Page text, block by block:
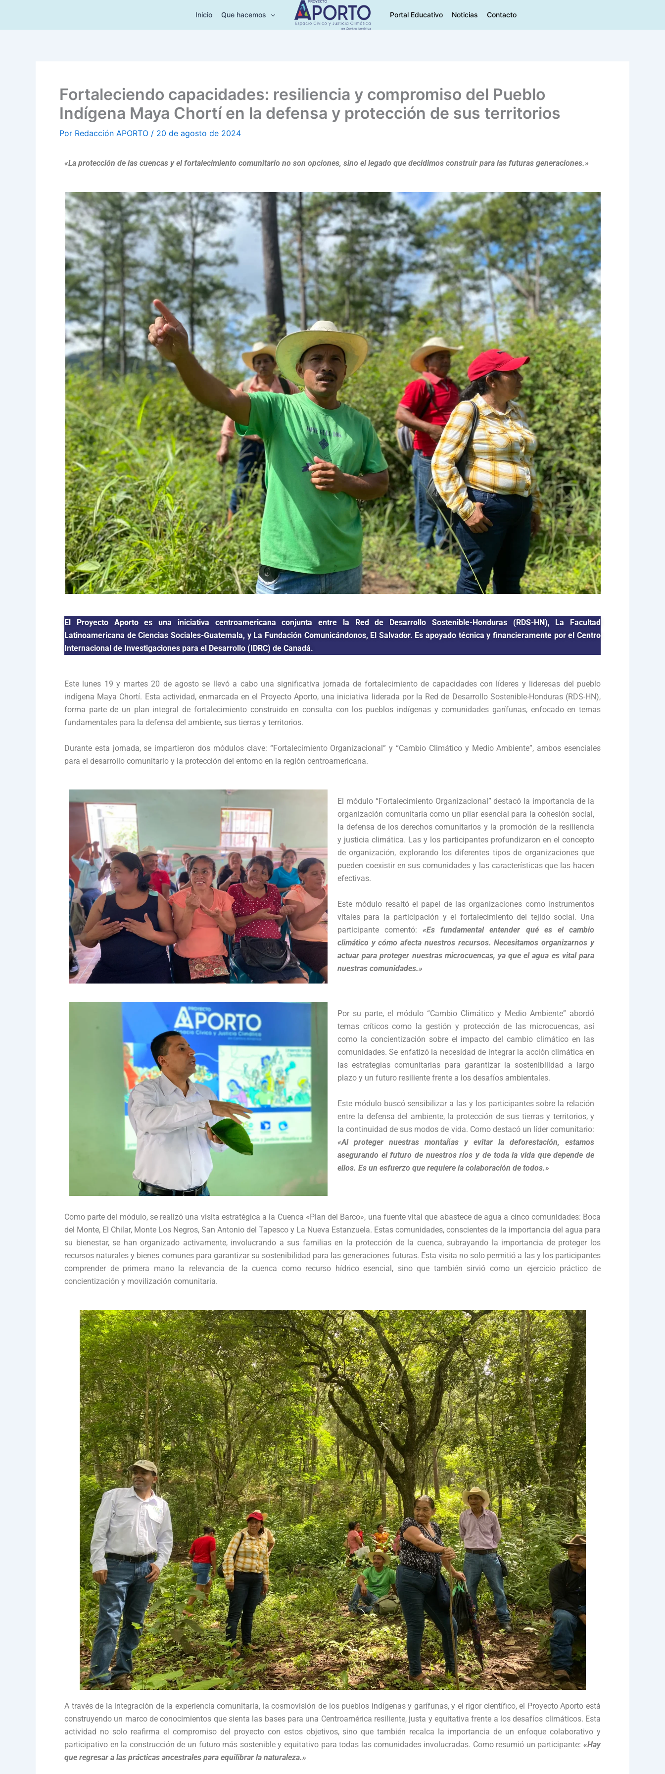
contenido
Inicio Que hacemos Portal Educativo Noticias Contacto
Fortaleciendo capacidades: resiliencia y compromiso del Pueblo
Indígena Maya Chortí en la defensa y protección de sus territorios
Por Redacción APORTO / 20 de agosto de 2024
«La protección de las cuencas y el fortalecimiento comunitario no son opciones, sino el legado que decidimos construir para las futuras generaciones.»
El Proyecto Aporto es una iniciativa centroamericana conjunta entre la Red de Desarrollo Sostenible-Honduras (RDS-HN), La Facultad
Latinoamericana de Ciencias Sociales-Guatemala, y La Fundación Comunicándonos, El Salvador. Es apoyado técnica y financieramente por el Centro
Internacional de Investigaciones para el Desarrollo (IDRC) de Canadá.
Este lunes 19 y martes 20 de agosto se llevó a cabo una significativa jornada de fortalecimiento de capacidades con líderes y lideresas del pueblo
indígena Maya Chortí. Esta actividad, enmarcada en el Proyecto Aporto, una iniciativa liderada por la Red de Desarrollo Sostenible-Honduras (RDS-HN),
forma parte de un plan integral de fortalecimiento construido en consulta con los pueblos indígenas y comunidades garífunas, enfocado en temas
fundamentales para la defensa del ambiente, sus tierras y territorios.
Durante esta jornada, se impartieron dos módulos clave: “Fortalecimiento Organizacional” y “Cambio Climático y Medio Ambiente”, ambos esenciales
para el desarrollo comunitario y la protección del entorno en la región centroamericana.
El módulo “Fortalecimiento Organizacional” destacó la importancia de la
organización comunitaria como un pilar esencial para la cohesión social,
la defensa de los derechos comunitarios y la promoción de la resiliencia
y justicia climática. Las y los participantes profundizaron en el concepto
de organización, explorando los diferentes tipos de organizaciones que
pueden coexistir en sus comunidades y las características que las hacen
efectivas.
Este módulo resaltó el papel de las organizaciones como instrumentos
vitales para la participación y el fortalecimiento del tejido social. Una
participante comentó:«Es fundamental entender qué es el cambio
climático y cómo afecta nuestros recursos. Necesitamos organizarnos y
actuar para proteger nuestras microcuencas, ya que el agua es vital para
nuestras comunidades.»
Por su parte, el módulo “Cambio Climático y Medio Ambiente” abordó
temas críticos como la gestión y protección de las microcuencas, así
como la concientización sobre el impacto del cambio climático en las
comunidades. Se enfatizó la necesidad de integrar la acción climática en
las estrategias comunitarias para garantizar la sostenibilidad a largo
plazo y un futuro resiliente frente a los desafíos ambientales.
Este módulo buscó sensibilizar a las y los participantes sobre la relación
entre la defensa del ambiente, la protección de sus tierras y territorios, y
la continuidad de sus modos de vida. Como destacó un líder comunitario:
«Al proteger nuestras montañas y evitar la deforestación, estamos
asegurando el futuro de nuestros ríos y de toda la vida que depende de
ellos. Es un esfuerzo que requiere la colaboración de todos.»
Como parte del módulo, se realizó una visita estratégica a la Cuenca «Plan del Barco», una fuente vital que abastece de agua a cinco comunidades: Boca
del Monte, El Chilar, Monte Los Negros, San Antonio del Tapesco y La Nueva Estanzuela. Estas comunidades, conscientes de la importancia del agua para
su bienestar, se han organizado activamente, involucrando a sus familias en la protección de la cuenca, subrayando la importancia de proteger los
recursos naturales y bienes comunes para garantizar su sostenibilidad para las generaciones futuras. Esta visita no solo permitió a las y los participantes
comprender de primera mano la relevancia de la cuenca como recurso hídrico esencial, sino que también sirvió como un ejercicio práctico de
concientización y movilización comunitaria.
A través de la integración de la experiencia comunitaria, la cosmovisión de los pueblos indígenas y garífunas, y el rigor científico, el Proyecto Aporto está
construyendo un marco de conocimientos que sienta las bases para una Centroamérica resiliente, justa y equitativa frente a los desafíos climáticos. Esta
actividad no solo reafirma el compromiso del proyecto con estos objetivos, sino que también recalca la importancia de un enfoque colaborativo y
participativo en la construcción de un futuro más sostenible y equitativo para todas las comunidades involucradas. Como resumió un participante: «Hay
que regresar a las prácticas ancestrales para equilibrar la naturaleza.»